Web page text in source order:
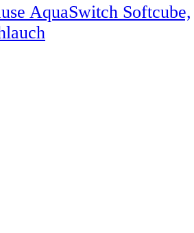
AquaSwitch Softcube,